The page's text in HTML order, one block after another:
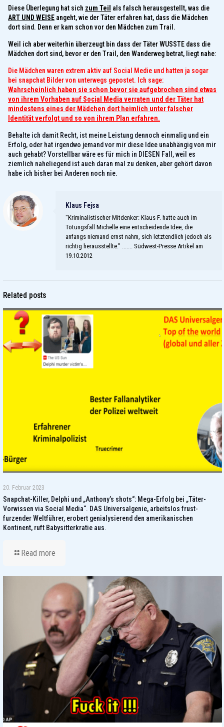
Diese Überlegung hat sich zum Teil als falsch herausgestellt, was die
ART UND WEISE angeht, wie der Täter erfahren hat, dass die Mädchen
dort sind. Denn er kam schon vor den Mädchen zum Trail.
Weil ich aber weiterhin überzeugt bin dass der Täter WUSSTE dass die
Mädchen dort sind, bevor er den Trail, den Wanderweg betrat, liegt nahe:
Die Mädchen waren extrem aktiv auf Social Medie und hatten ja sogar
bei snapchat Bilder von unterwegs gepostet. Ich sage:
Wahrscheinlich haben sie schon bevor sie aufgebrochen sind etwas
von ihrem Vorhaben auf Social Media verraten und der Täter hat
mindestens eines der Mädchen dort heimlich unter falscher
Identität verfolgt und so von ihrem Plan erfahren.
Behalte ich damit Recht, ist meine Leistung dennoch einmalig und ein
Erfolg, oder hat irgendwo jemand vor mir diese Idee unabhängig von mir
auch gehabt? Vorstellbar wäre es für mich in DIESEN Fall, weil es
ziemlich naheliegend ist auch daran mal zu denken, aber gehört davon
habe ich bisher bei Anderen noch nie.
Klaus Fejsa
"Kriminalistischer Mitdenker: Klaus F. hatte auch im
Tötungsfall Michelle eine entscheidende Idee, die
anfangs niemand ernst nahm, sich letztendlich jedoch als
richtig herausstellte." ....... Südwest-Presse Artikel am
19.10.2012
Related posts
20. Februar 2023
Snapchat-Killer, Delphi und „Anthony’s shots“: Mega-Erfolg bei „Täter-
Vorwissen via Social Media“. DAS Universalgenie, arbeitslos frust-
furzender Weltführer, erobert genialysierend den amerikanischen
Kontinent, ruft Babysitterkratie aus.
Read more